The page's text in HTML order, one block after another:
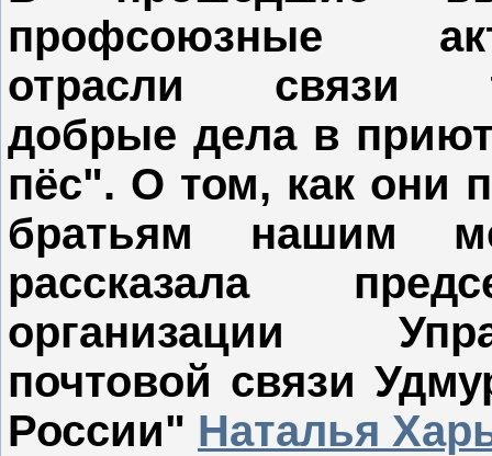
профсоюзные
отрасли связи
добрые дела в
пёс". О том, как они
братьям нашим
рассказала
организации
почтовой связи
России" Наталья